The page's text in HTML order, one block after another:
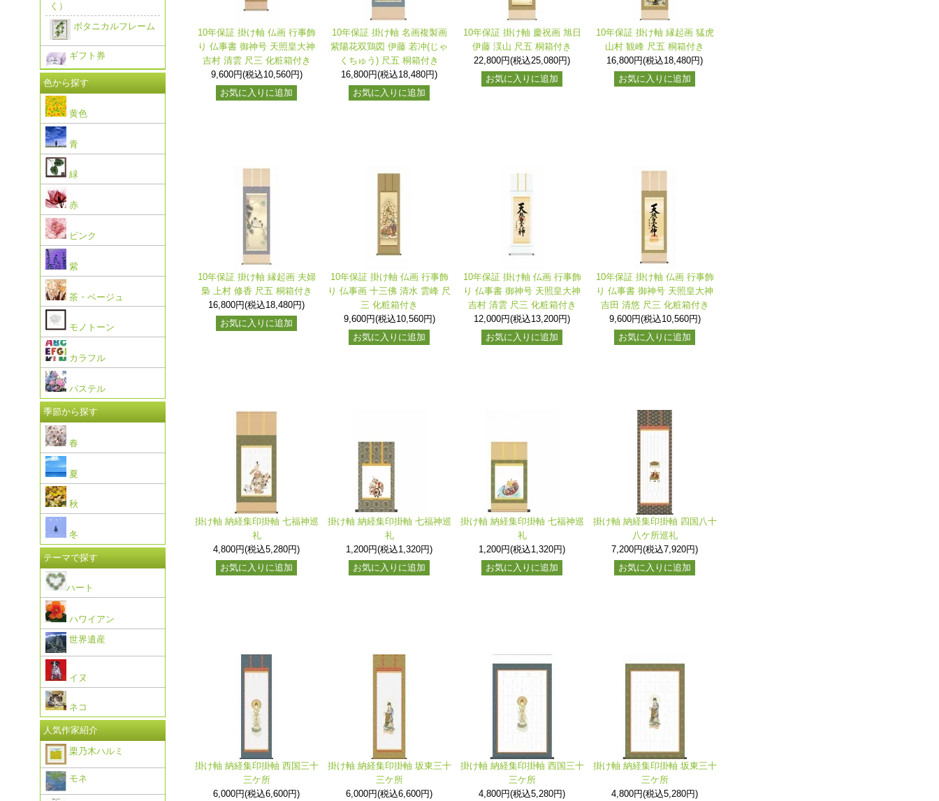
10年保証 掛け軸 仏画 行事飾
り 仏事書 御神号 天照皇大神
吉村 清雲 尺三 化粧箱付き
9,600円(税込10,560円)
お気に入りに追加
10年保証 掛け軸 名画複製画
紫陽花双鶏図 伊藤 若冲(じゃ
くちゅう) 尺五 桐箱付き
16,800円(税込18,480円)
お気に入りに追加
10年保証 掛け軸 慶祝画 旭日
伊藤 渓山 尺五 桐箱付き
22,800円(税込25,080円)
お気に入りに追加
10年保証 掛け軸 縁起画 猛虎
山村 観峰 尺五 桐箱付き
16,800円(税込18,480円)
お気に入りに追加
10年保証 掛け軸 縁起画 夫婦
梟 上村 修香 尺五 桐箱付き
16,800円(税込18,480円)
お気に入りに追加
10年保証 掛け軸 仏画 行事飾
り 仏事画 十三佛 清水 雲峰 尺
三 化粧箱付き
9,600円(税込10,560円)
お気に入りに追加
10年保証 掛け軸 仏画 行事飾
り 仏事書 御神号 天照皇大神
吉村 清雲 尺三 化粧箱付き
12,000円(税込13,200円)
お気に入りに追加
10年保証 掛け軸 仏画 行事飾
り 仏事書 御神号 天照皇大神
吉田 清悠 尺三 化粧箱付き
9,600円(税込10,560円)
お気に入りに追加
掛け軸 納経集印掛軸 七福神巡
礼
4,800円(税込5,280円)
お気に入りに追加
掛け軸 納経集印掛軸 七福神巡
礼
1,200円(税込1,320円)
お気に入りに追加
掛け軸 納経集印掛軸 七福神巡
礼
1,200円(税込1,320円)
お気に入りに追加
掛け軸 納経集印掛軸 四国八十
八ケ所巡礼
7,200円(税込7,920円)
お気に入りに追加
掛け軸 納経集印掛軸 西国三十
三ケ所
6,000円(税込6,600円)
掛け軸 納経集印掛軸 坂東三十
三ケ所
6,000円(税込6,600円)
掛け軸 納経集印掛軸 西国三十
三ケ所
4,800円(税込5,280円)
掛け軸 納経集印掛軸 坂東三十
三ケ所
4,800円(税込5,280円)
く）
ボタニカルフレーム
ギフト券
色から探す
黄色
青
緑
赤
ピンク
紫
茶・ベージュ
モノトーン
カラフル
パステル
季節から探す
春
夏
秋
冬
テーマで探す
ハート
ハワイアン
世界遺産
イヌ
ネコ
人気作家紹介
栗乃木ハルミ
モネ